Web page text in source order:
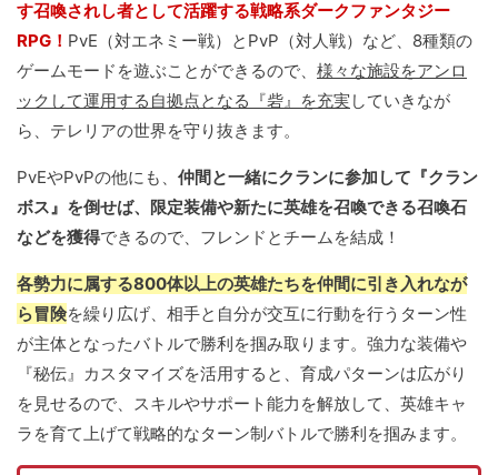
す召喚されし者として活躍する戦略系ダークファンタジー
RPG！ PvE（対エネミー戦）とPvP（対人戦）など、8種類の
ゲームモードを遊ぶことができるので、 様々な施設をアンロ
ックして運用する自拠点となる『砦』を充実 していきなが
ら、テレリアの世界を守り抜きます。
PvEやPvPの他にも、 仲間と一緒にクランに参加して『クラン
ボス』を倒せば、限定装備や新たに英雄を召喚できる召喚石
などを獲得できるので、フレンドとチームを結成！
各勢力に属する800体以上の英雄たちを仲間に引き入れなが
ら冒険を繰り広げ、相手と自分が交互に行動を行うターン性
が主体となったバトルで勝利を掴み取ります。強力な装備や
『秘伝』カスタマイズを活用すると、育成パターンは広がり
を見せるので、スキルやサポート能力を解放して、英雄キャ
ラを育て上げて戦略的なターン制バトルで勝利を掴みます。